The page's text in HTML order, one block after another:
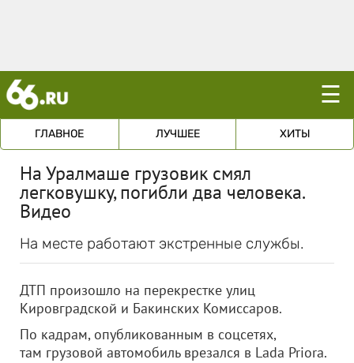
☰
ГЛАВНОЕ ЛУЧШЕЕ ХИТЫ
На Уралмаше грузовик смял
легковушку, погибли два человека.
Видео
На месте работают экстренные службы.
ДТП произошло на перекрестке улиц
Кировградской и Бакинских Комиссаров.
По кадрам, опубликованным в соцсетях,
там грузовой автомобиль врезался в Lada Priora.